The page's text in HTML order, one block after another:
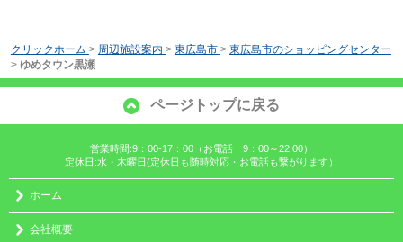
クリックホーム > 周辺施設案内 > 東広島市 > 東広島市のショッピングセンター
> ゆめタウン黒瀬
ページトップに戻る
営業時間:9：00-17：00（お電話 9：00～22:00）
定休日:水・木曜日(定休日も随時対応・お電話も繋がります）
ホーム
会社概要